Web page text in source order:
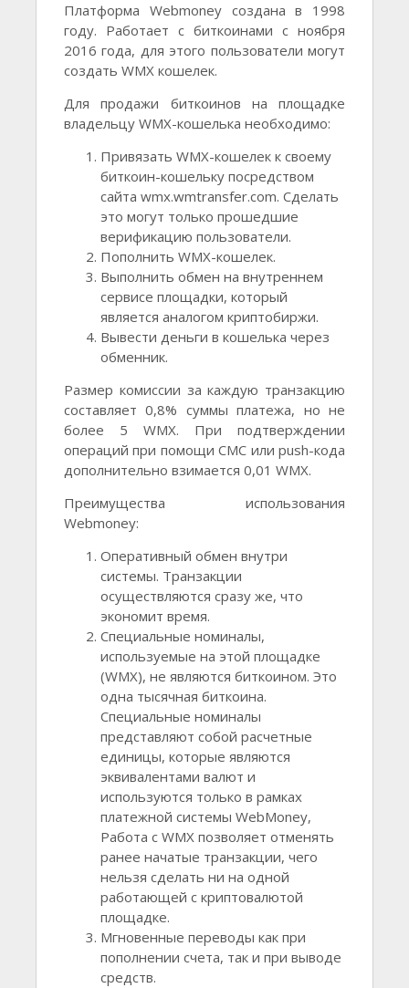
Платформа Webmoney создана в 1998
году. Работает с биткоинами с ноября
2016 года, для этого пользователи могут
создать WMX кошелек.
Для продажи биткоинов на площадке
владельцу WMX-кошелька необходимо:
Привязать WMX-кошелек к своему
биткоин-кошельку посредством
сайта wmx.wmtransfer.com. Сделать
это могут только прошедшие
верификацию пользователи.
Пополнить WMX-кошелек.
Выполнить обмен на внутреннем
сервисе площадки, который
является аналогом криптобиржи.
Вывести деньги в кошелька через
обменник.
Размер комиссии за каждую транзакцию
составляет 0,8% суммы платежа, но не
более 5 WMX. При подтверждении
операций при помощи СМС или push-кода
дополнительно взимается 0,01 WMX.
Преимущества использования
Webmoney:
Оперативный обмен внутри
системы. Транзакции
осуществляются сразу же, что
экономит время.
Специальные номиналы,
используемые на этой площадке
(WMX), не являются биткоином. Это
одна тысячная биткоина.
Специальные номиналы
представляют собой расчетные
единицы, которые являются
эквивалентами валют и
используются только в рамках
платежной системы WebMoney,
Работа с WMX позволяет отменять
ранее начатые транзакции, чего
нельзя сделать ни на одной
работающей с криптовалютой
площадке.
Мгновенные переводы как при
пополнении счета, так и при выводе
средств.